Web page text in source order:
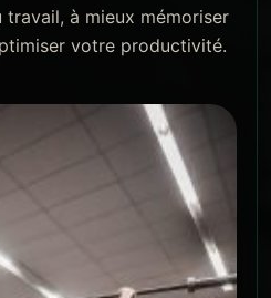
à mieux mémoriser
votre productivité.